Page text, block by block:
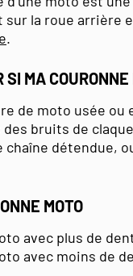
la roue arrière
.
SI MA
de moto usée
bruits de
chaîne détendue,
MOTO
avec plus de
avec moins de